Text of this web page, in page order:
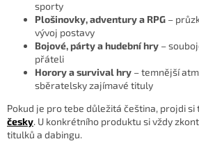
sporty
Plošinovky, adventury a RPG –
vývoj postavy
Bojové, párty a hudební hry –
přáteli
Horory a survival hry – temnější
sběratelsky zajímavé tituly
Pokud je pro tebe důležitá čeština, projdi
česky. U konkrétního produktu si vždy
titulků a dabingu.